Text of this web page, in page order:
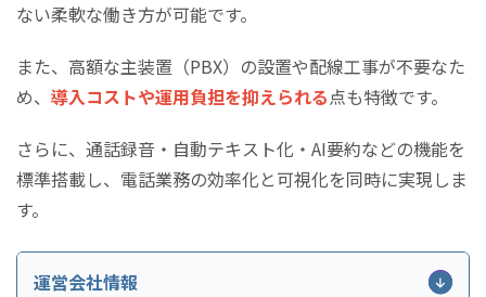
ない柔軟な働き方が可能です。
また、高額な主装置（PBX）の設置や配線工事が不要なた
め、 導入コストや運用負担を抑えられる点も特徴です。
さらに、通話録音・自動テキスト化・AI要約などの機能を
標準搭載し、電話業務の効率化と可視化を同時に実現しま
す。
運営会社情報